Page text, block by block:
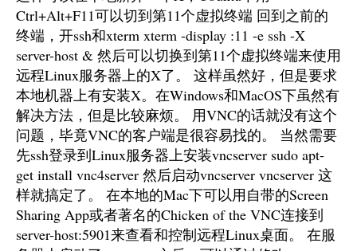
Ctrl+Alt+F11可以切到第11个虚拟终端 回到之前的
终端，开ssh和xterm xterm -display :11 -e ssh -X
server-host & 然后可以切换到第11个虚拟终端来使用
远程Linux服务器上的X了。 这样虽然好，但是要求
本地机器上有安装X。在Windows和MacOS下虽然有
解决方法，但是比较麻烦。 用VNC的话就没有这个
问题，毕竟VNC的客户端是很容易找的。 当然需要
先ssh登录到Linux服务器上安装vncserver sudo apt-
get install vnc4server 然后启动vncserver vncserver 这
样就搞定了。 在本地的Mac下可以用自带的Screen
Sharing App或者著名的Chicken of the VNC连接到
server-host:5901来查看和控制远程Linux桌面。 在服